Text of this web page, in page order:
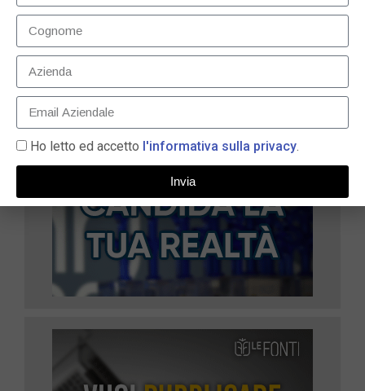
LEGGI TUTTO »
Ho letto ed accetto l'informativa sulla privacy.
Invia